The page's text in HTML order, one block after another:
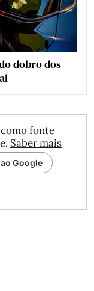
dobro dos
fonte
Saber mais
Google